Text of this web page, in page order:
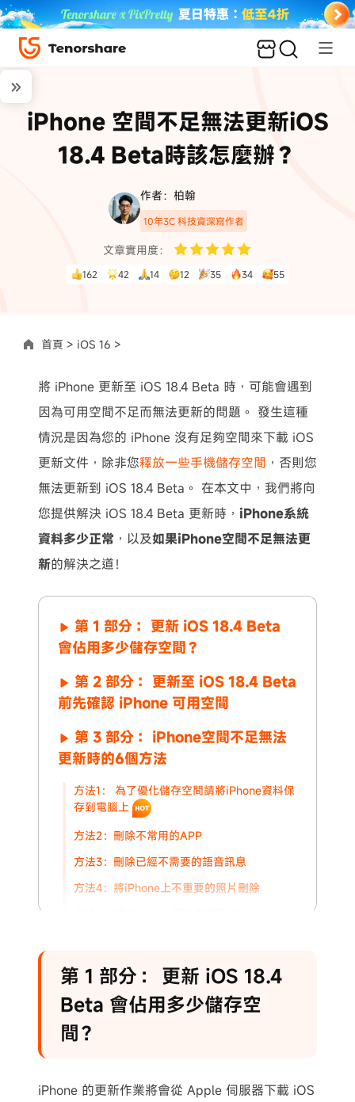
iPhone 空間不足無法更新iOS
18.4 Beta時該怎麼辦？
作者：柏翰
10年3C 科技資深寫作者
文章實用度：
162 42 14 12 35 34 55
首頁 > iOS 16 >
將 iPhone 更新至 iOS 18.4 Beta 時，可能會遇到
因為可用空間不足而無法更新的問題。 發生這種
情況是因為您的 iPhone 沒有足夠空間來下載 iOS
更新文件，除非您釋放一些手機儲存空間 ，否則您
無法更新到 iOS 18.4 Beta。 在本文中，我們將向
您提供解決 iOS 18.4 Beta 更新時， iPhone系統
資料多少正常 ，以及如果iPhone空間不足無法更
新的解決之道！
第 1 部分： 更新 iOS 18.4 Beta
會佔用多少儲存空間？
第 2 部分： 更新至 iOS 18.4 Beta
前先確認 iPhone 可用空間
第 3 部分： iPhone空間不足無法
更新時的6個方法
方法1： 為了優化儲存空間請將iPhone資料保
存到電腦上
方法2：刪除不常用的APP
方法3：刪除已經不需要的語音訊息
方法4：將iPhone上不重要的照片刪除
第 4 部分： 透過電腦將 iPhone 更
新至 iOS 18.4 Beta
第 1 部分： 更新 iOS 18.4
Beta 會佔用多少儲存空
間？
iPhone 的更新作業將會從 Apple 伺服器下載 iOS